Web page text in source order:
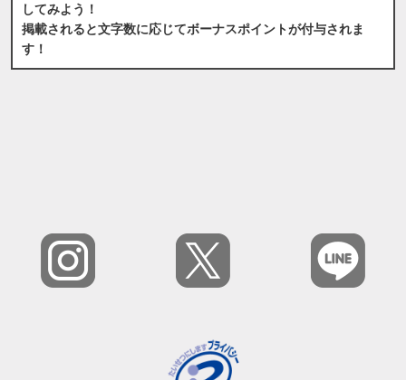
してみよう！
掲載されると文字数に応じてボーナスポイントが付与されま
す！